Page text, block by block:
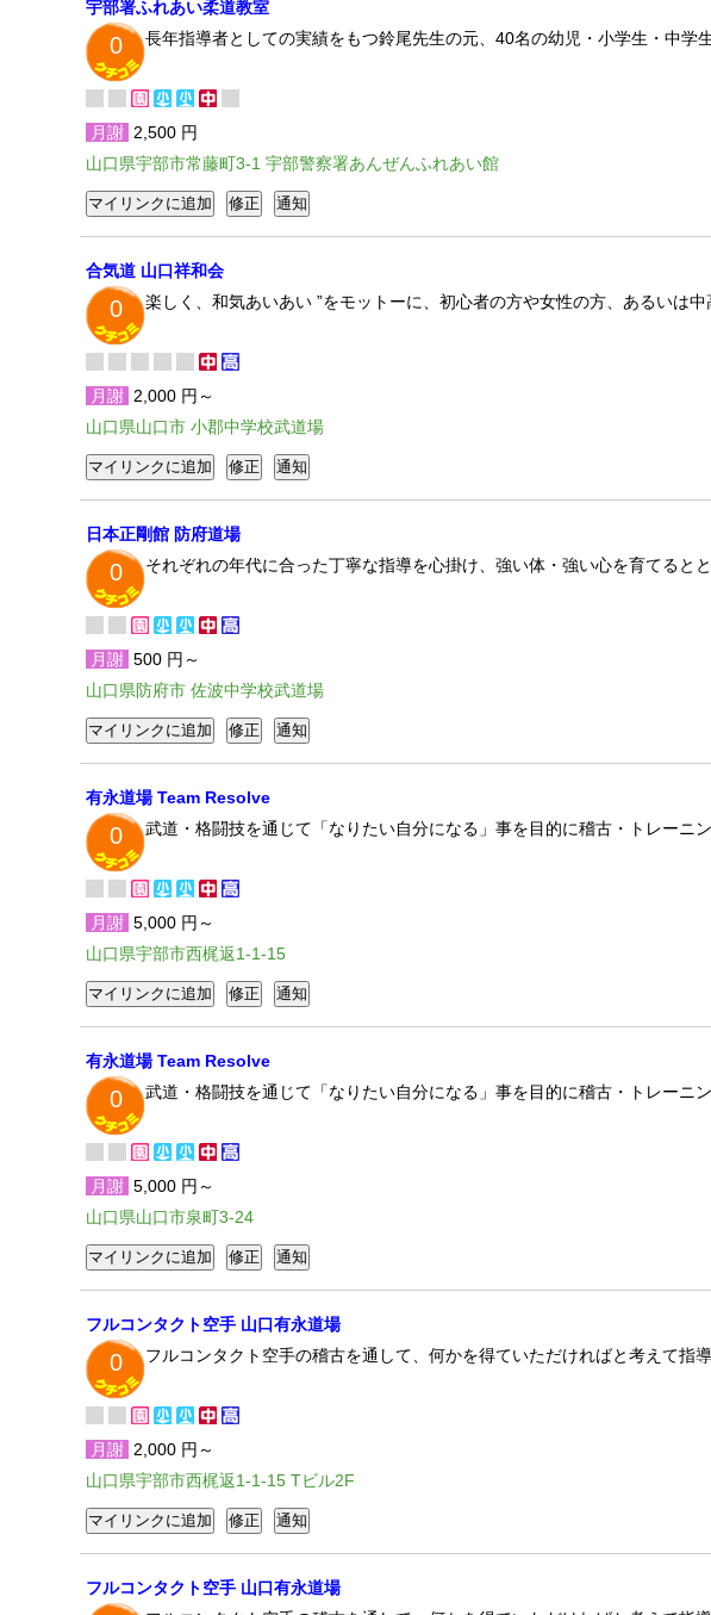
宇部署ふれあい柔道教室
0 長年指導者としての実績をもつ鈴尾先生の元、40名の幼児・小学生・中学
月謝 2,500 円
山口県宇部市常藤町3-1 宇部警察署あんぜんふれあい館
合気道 山口祥和会
0 楽しく、和気あいあい ”をモットーに、初心者の方や女性の方、あるいは
月謝 2,000 円～
山口県山口市 小郡中学校武道場
日本正剛館 防府道場
0 それぞれの年代に合った丁寧な指導を心掛け、強い体・強い心を育てると
月謝 500 円～
山口県防府市 佐波中学校武道場
有永道場 Team Resolve
0 武道・格闘技を通じて「なりたい自分になる」事を目的に稽古・トレーニ
月謝 5,000 円～
山口県宇部市西梶返1-1-15
有永道場 Team Resolve
0 武道・格闘技を通じて「なりたい自分になる」事を目的に稽古・トレーニ
月謝 5,000 円～
山口県山口市泉町3-24
フルコンタクト空手 山口有永道場
0 フルコンタクト空手の稽古を通して、何かを得ていただければと考えて指導
月謝 2,000 円～
山口県宇部市西梶返1-1-15 Tビル2F
フルコンタクト空手 山口有永道場